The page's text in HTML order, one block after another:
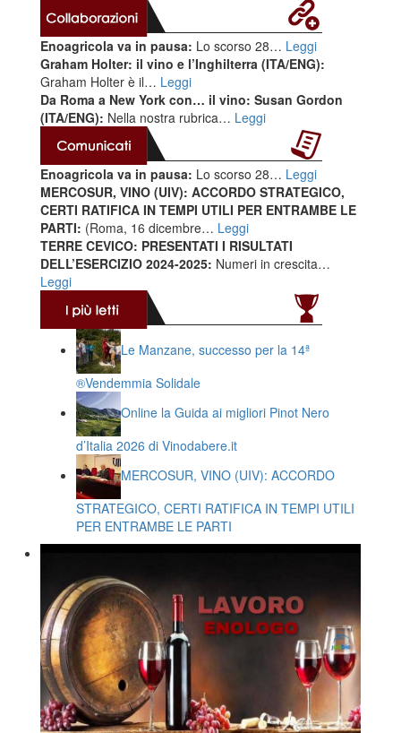
Enoagricola va in pausa: Lo scorso 28… Leggi
Graham Holter: il vino e l’Inghilterra (ITA/ENG):
Graham Holter è il… Leggi
Da Roma a New York con… il vino: Susan Gordon
(ITA/ENG): Nella nostra rubrica… Leggi
Enoagricola va in pausa: Lo scorso 28… Leggi
MERCOSUR, VINO (UIV): ACCORDO STRATEGICO,
CERTI RATIFICA IN TEMPI UTILI PER ENTRAMBE LE
PARTI: (Roma, 16 dicembre… Leggi
TERRE CEVICO: PRESENTATI I RISULTATI
DELL’ESERCIZIO 2024-2025: Numeri in crescita…
Leggi
Le Manzane, successo per la 14ª
®️Vendemmia Solidale
Online la Guida ai migliori Pinot Nero
d’Italia 2026 di Vinodabere.it
MERCOSUR, VINO (UIV): ACCORDO
STRATEGICO, CERTI RATIFICA IN TEMPI UTILI
PER ENTRAMBE LE PARTI